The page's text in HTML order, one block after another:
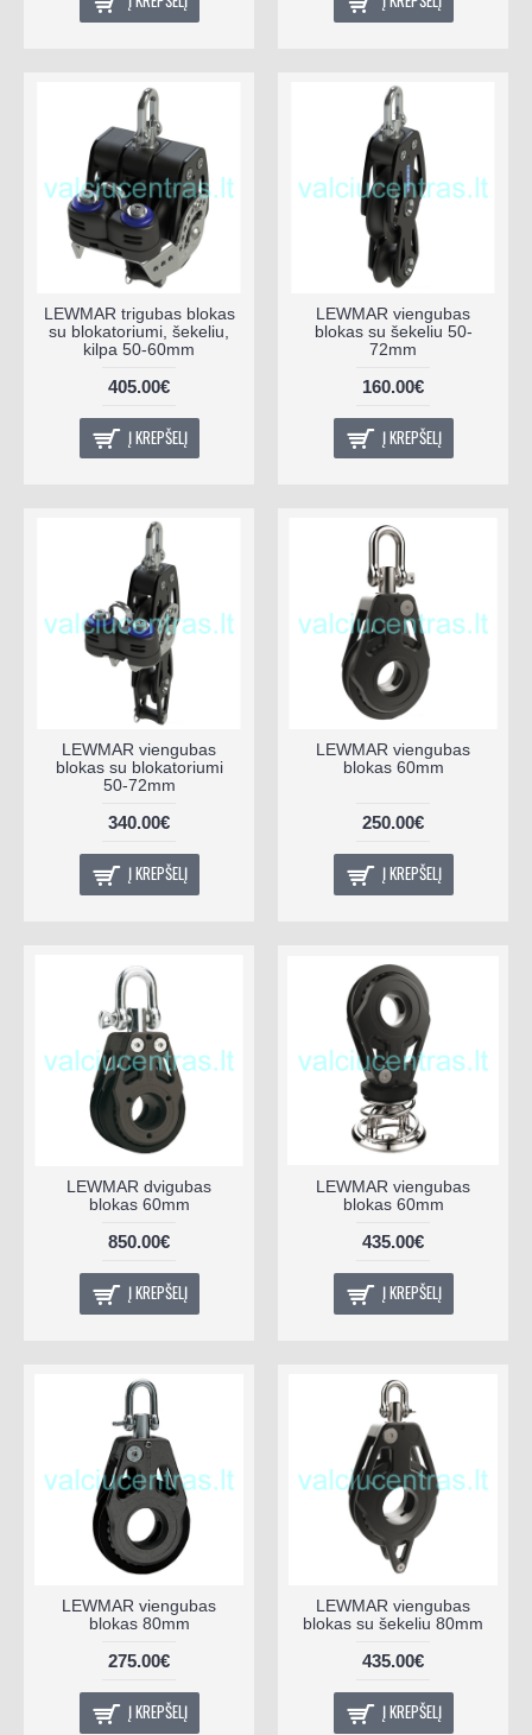
LEWMAR trigubas blokas
su blokatoriumi, šekeliu,
kilpa 50-60mm
405.00€
Į KREPŠELĮ
LEWMAR viengubas
blokas su šekeliu 50-
72mm
160.00€
Į KREPŠELĮ
LEWMAR viengubas
blokas su blokatoriumi
50-72mm
340.00€
Į KREPŠELĮ
LEWMAR viengubas
blokas 60mm
250.00€
Į KREPŠELĮ
LEWMAR dvigubas
blokas 60mm
850.00€
Į KREPŠELĮ
LEWMAR viengubas
blokas 60mm
435.00€
Į KREPŠELĮ
LEWMAR viengubas
blokas 80mm
275.00€
Į KREPŠELĮ
LEWMAR viengubas
blokas su šekeliu 80mm
435.00€
Į KREPŠELĮ